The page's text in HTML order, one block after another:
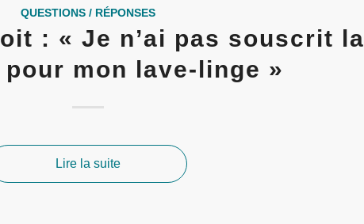
QUESTIONS / RÉPONSES
: « Je n’ai pas souscrit la
mon lave-linge »
Lire la suite